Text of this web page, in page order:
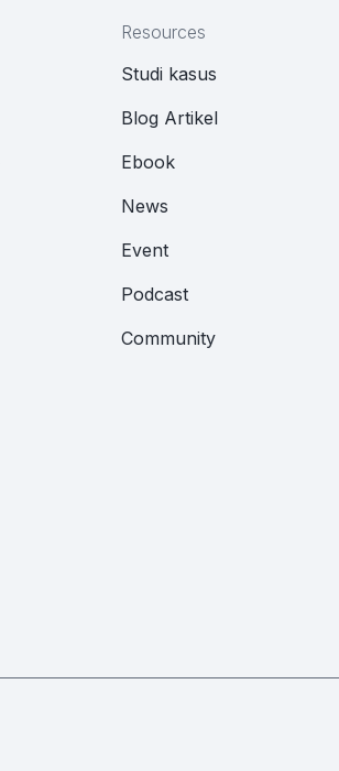
Resources
Studi kasus
Blog Artikel
Ebook
News
Event
Podcast
Community